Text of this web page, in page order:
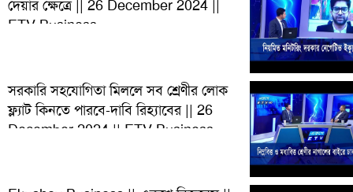
দেয়ার ক্ষেত্রে || 26 December 2024 ||
ETV Business
সরকারি সহযোগিতা মিললে সব শ্রেণীর লোক
ফ্ল্যাট কিনতে পারবে-দাবি রিহ্যাবের || 26
December 2024 || ETV Business